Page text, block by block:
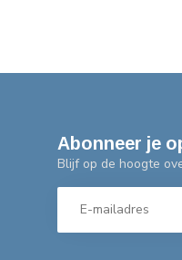
Abonneer je
Blijf op de hoogte